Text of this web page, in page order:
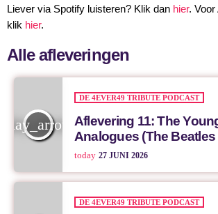
Liever via Spotify luisteren? Klik dan hier. Voor
klik hier.
Alle afleveringen
play_arrow
DE 4EVER49 TRIBUTE PODCAST
Aflevering 11: The
Analogues (The Beatles
today 27 JUNI 2026
DE 4EVER49 TRIBUTE PODCAST